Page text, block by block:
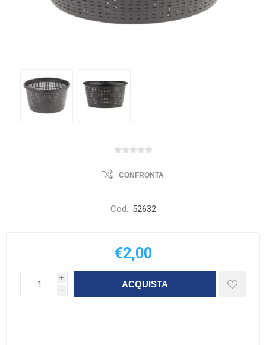
CONFRONTA
Cod.: 52632
€2,00
i
h
ACQUISTA